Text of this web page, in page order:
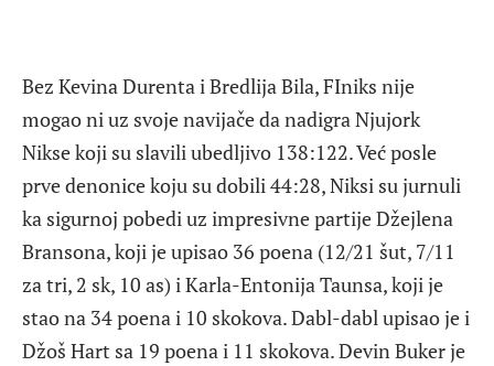
Bez Kevina Durenta i Bredlija Bila, FIniks nije
mogao ni uz svoje navijače da nadigra Njujork
Nikse koji su slavili ubedljivo 138:122. Već posle
prve denonice koju su dobili 44:28, Niksi su jurnuli
ka sigurnoj pobedi uz impresivne partije Džejlena
Bransona, koji je upisao 36 poena (12/21 šut, 7/11
za tri, 2 sk, 10 as) i Karla-Entonija Taunsa, koji je
stao na 34 poena i 10 skokova. Dabl-dabl upisao je i
Džoš Hart sa 19 poena i 11 skokova. Devin Buker je